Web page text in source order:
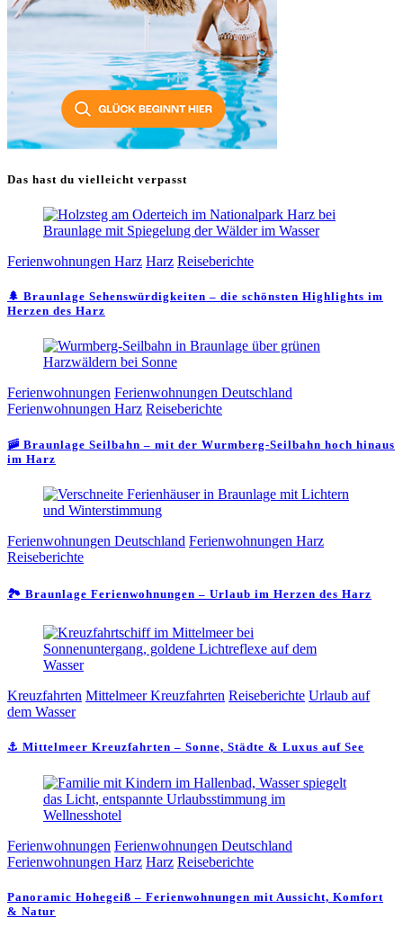
Das hast du vielleicht verpasst
Ferienwohnungen Harz Harz Reiseberichte
🌲 Braunlage Sehenswürdigkeiten – die schönsten Highlights im
Herzen des Harz
Ferienwohnungen Ferienwohnungen Deutschland
Ferienwohnungen Harz Reiseberichte
🚠 Braunlage Seilbahn – mit der Wurmberg-Seilbahn hoch hinaus
im Harz
Ferienwohnungen Deutschland Ferienwohnungen Harz
Reiseberichte
🏞️ Braunlage Ferienwohnungen – Urlaub im Herzen des Harz
Kreuzfahrten Mittelmeer Kreuzfahrten Reiseberichte Urlaub auf
dem Wasser
⚓ Mittelmeer Kreuzfahrten – Sonne, Städte & Luxus auf See
Ferienwohnungen Ferienwohnungen Deutschland
Ferienwohnungen Harz Harz Reiseberichte
Panoramic Hohegeiß – Ferienwohnungen mit Aussicht, Komfort
& Natur